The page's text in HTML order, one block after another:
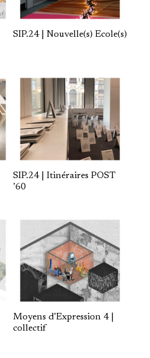
SIP.24 | Nouvelle(s) Ecole(s)
SIP.24 | Itinéraires POST
’60
Moyens d’Expression 4 |
collectif